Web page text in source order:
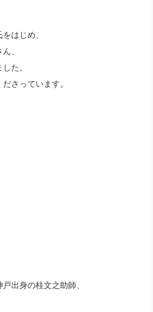
はじめ、
、
た。
さっています。
出身の桂文之助師、